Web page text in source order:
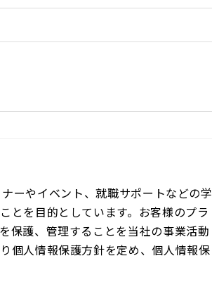
ーやイベント、就職サポートなどの学
とを目的としています。お客様のプラ
保護、管理することを当社の事業活動
個人情報保護方針を定め、個人情報保